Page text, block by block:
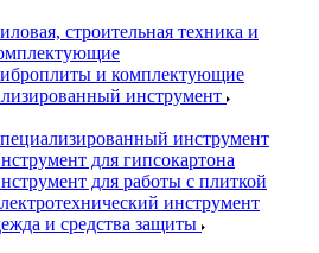
строительная техника и
и комплектующие
инструмент
инструмент
для гипсокартона
для работы с плиткой
инструмент
и средства защиты